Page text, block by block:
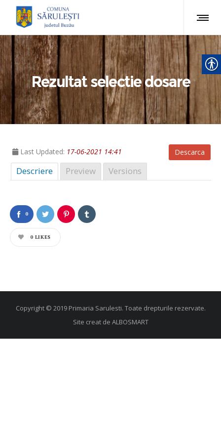
Rezultat selectie dosare
Descarca
Last Updated: 17-06-2021 14:41
Descriere Preview Versions
0
0 LIKES
Copyright © 2019 Primaria Sarulesti. Toate drepturile rezervate.
Site creat de ALBOSMART